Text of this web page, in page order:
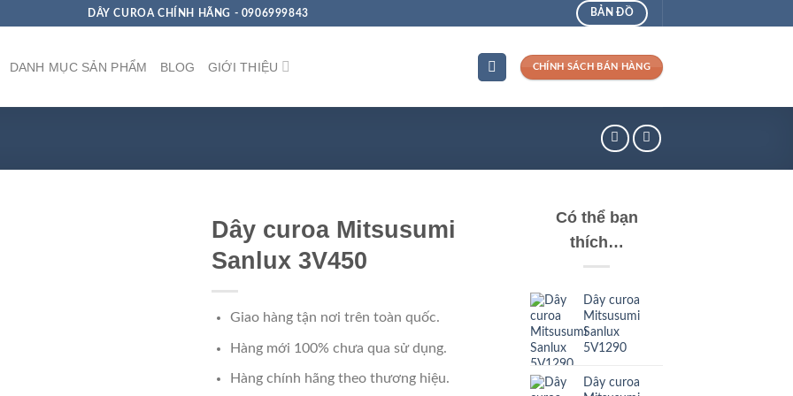
DÂY CUROA CHÍNH HÃNG - 0906999843 BẢN ĐỒ
DANH MỤC SẢN PHẨM BLOG GIỚI THIỆU CHÍNH SÁCH BÁN HÀNG
Dây curoa Mitsusumi
Sanlux 3V450
Giao hàng tận nơi trên toàn quốc.
Hàng mới 100% chưa qua sử dụng.
Hàng chính hãng theo thương hiệu.
Có thể bạn
thích…
Dây curoa
Mitsusumi
Sanlux
5V1290
Dây curoa